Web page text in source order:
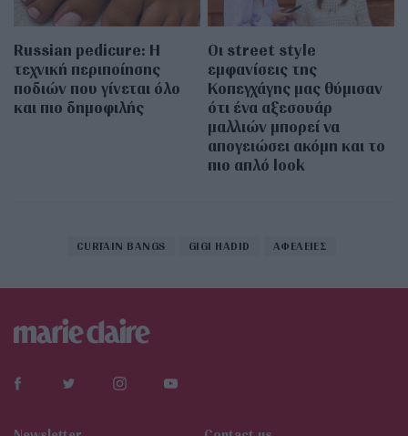
Russian pedicure: Η
τεχνική περιποίησης
ποδιών που γίνεται όλο
και πιο δημοφιλής
Οι street style
εμφανίσεις της
Κοπεγχάγης μας θύμισαν
ότι ένα αξεσουάρ
μαλλιών μπορεί να
απογειώσει ακόμη και το
πιο απλό look
CURTAIN BANGS GIGI HADID ΑΦΕΛΕΙΕΣ